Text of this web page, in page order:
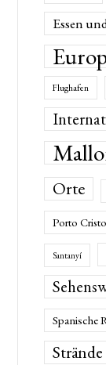
Essen
Flughafen
Orte
Porto Cristo
Santanyí
Spanische
Strände